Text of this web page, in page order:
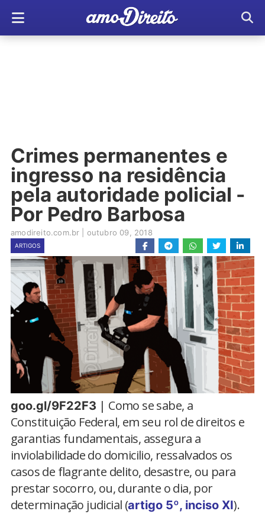
Crimes permanentes e
ingresso na residência
pela autoridade policial -
Por Pedro Barbosa
amodireito.com.br outubro 09, 2018
ARTIGOS
goo.gl/9F22F3 | Como se sabe, a
Constituição Federal, em seu rol de direitos e
garantias fundamentais, assegura a
inviolabilidade do domicilio, ressalvados os
casos de flagrante delito, desastre, ou para
prestar socorro, ou, durante o dia, por
determinação judicial (artigo 5º, inciso XI).